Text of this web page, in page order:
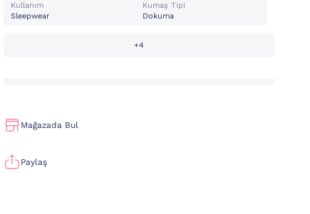
Kullanım
Sleepwear
Kumaş Tipi
Dokuma
+4
Mağazada Bul
Paylaş